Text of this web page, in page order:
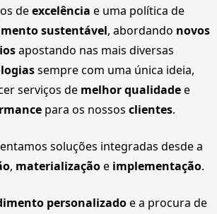
deexcelência e uma política de
sustentável, abordando novos
apostando nas mais diversas
sempre com uma única ideia,
serviços de melhor qualidadee
para os nossos clientes.
soluções integradas desde a
, materializaçãoe implementação.
personalizadoe a procura de